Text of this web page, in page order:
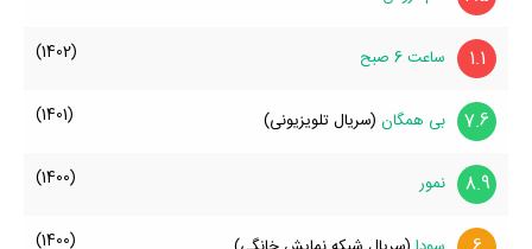
1.1 ساعت 6 صبح (1402)
7.6 بی همگان (سریال تلویزیونی) (1401)
8.9 نمور (1400)
(1400)